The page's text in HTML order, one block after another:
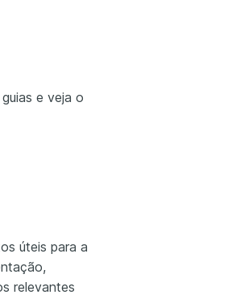
e veja o
úteis para a
relevantes